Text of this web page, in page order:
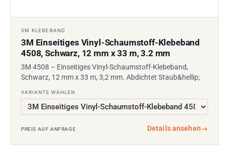
3M KLEBEBAND
3M Einseitiges Vinyl-Schaumstoff-Klebeband
4508, Schwarz, 12 mm x 33 m, 3.2 mm
3M 4508 – Einseitiges Vinyl-Schaumstoff-Klebeband,
Schwarz, 12 mm x 33 m, 3,2 mm. Abdichtet Staub&hellip;
VARIANTE WÄHLEN
PREIS AUF ANFRAGE Details ansehen→